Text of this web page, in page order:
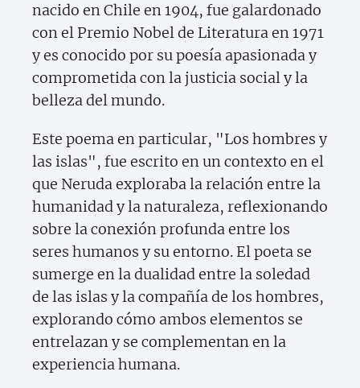
nacido en Chile en 1904, fue galardonado
con el Premio Nobel de Literatura en 1971
y es conocido por su poesía apasionada y
comprometida con la justicia social y la
belleza del mundo.
Este poema en particular, "Los hombres y
las islas", fue escrito en un contexto en el
que Neruda exploraba la relación entre la
humanidad y la naturaleza, reflexionando
sobre la conexión profunda entre los
seres humanos y su entorno. El poeta se
sumerge en la dualidad entre la soledad
de las islas y la compañía de los hombres,
explorando cómo ambos elementos se
entrelazan y se complementan en la
experiencia humana.